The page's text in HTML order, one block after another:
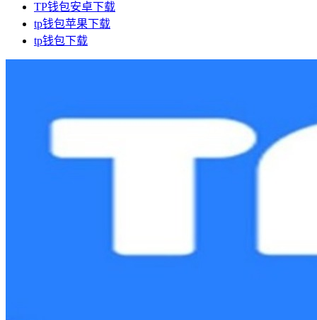
TP钱包安卓下载
tp钱包苹果下载
tp钱包下载